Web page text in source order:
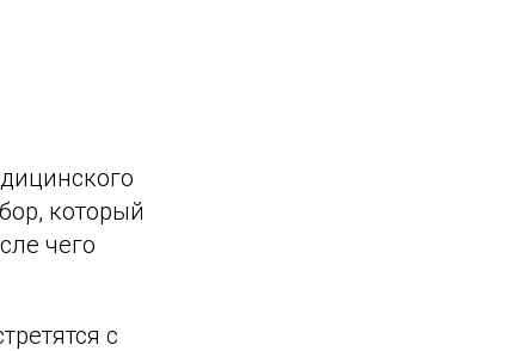
который
чего
с